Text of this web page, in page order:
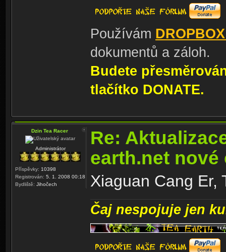
Používám
dokumentů a záloh.
Budete
tlačítko DONATE.
Dzin Tea Racer
Administrátor
Příspěvky: 10398
Registrován: 5. 1. 2008 00:18
Bydliště: Jihočech
Re:
earth.net nové
Xiaguan Cang Er,
Čaj nespojuje jen